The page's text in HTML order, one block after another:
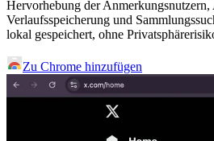
Hervorhebung der Anmerkungsnutzern,
Verlaufsspeicherung und
lokal gespeichert, ohne
Zu Chrome hinzufügen